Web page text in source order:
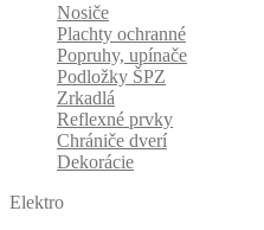
Nosiče
Plachty ochranné
Popruhy, upínače
Podložky ŠPZ
Zrkadlá
Reflexné prvky
Chrániče dverí
Dekorácie
Elektro